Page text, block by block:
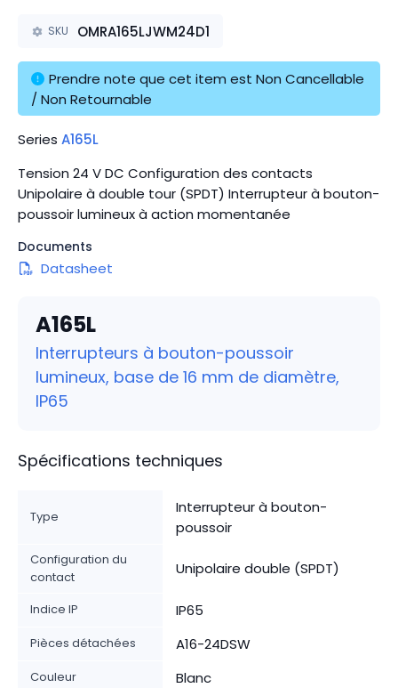
SKU OMRA165LJWM24D1
Prendre note que cet item est Non Cancellable
/ Non Retournable
Series A165L
Tension 24 V DC Configuration des contacts
Unipolaire à double tour (SPDT) Interrupteur à bouton-
poussoir lumineux à action momentanée
Documents
Datasheet
A165L
Interrupteurs à bouton-poussoir
lumineux, base de 16 mm de diamètre,
IP65
Spécifications techniques
Type
Interrupteur à bouton-
poussoir
Configuration du
contact
Unipolaire double (SPDT)
Indice IP IP65
Pièces détachées A16-24DSW
Couleur Blanc